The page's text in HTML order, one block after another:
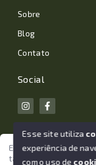
Estamos aqui para te
tão importante da sua
Sobre
Blog
Contato
Social
© Copyright 2026 -
Esse site utiliza
experiência de
com o uso de